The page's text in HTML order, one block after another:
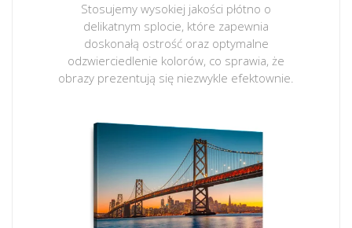
Stosujemy wysokiej jakości płótno o
delikatnym splocie, które zapewnia
doskonałą ostrość oraz optymalne
odzwierciedlenie kolorów, co sprawia, że
obrazy prezentują się niezwykle efektownie.